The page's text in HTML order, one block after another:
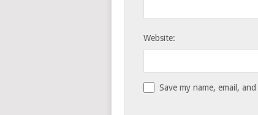
Website:
Save my name, email,